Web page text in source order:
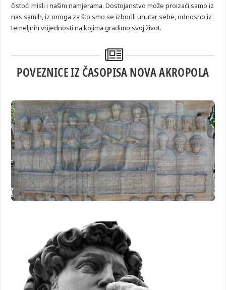
čistoći misli i našim namjerama. Dostojanstvo može proizaći samo iz
nas samih, iz onoga za što smo se izborili unutar sebe, odnosno iz
temeljnih vrijednosti na kojima gradimo svoj život.
POVEZNICE IZ ČASOPISA NOVA AKROPOLA
TEOREM DOSTOJANSTVA
Fernand Schwarz razmatra pojam dostojanstva kroz
povijest iz filozofske perspektive. Ukazuje na često
prisutno lažno dostojanstvo te potrebu vraćanja
značaja dostojanstva kao nečega što dolikuje čovjeku.
Renesansa nije povratak u prošlost, ona je povratak
antičkim vrijednostima. Ona je izvor humanističke misli.
Čovjek renesanse je čovjek tradicije, nasljednik
duhovne baštine koji ponovno objedinjuje različite
pravce misli.